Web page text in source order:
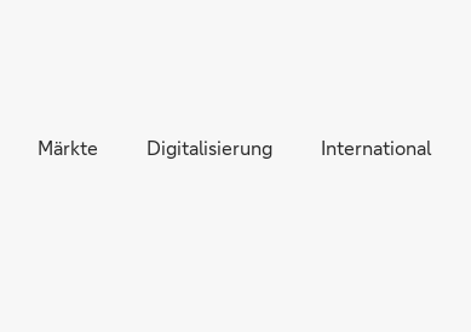
zum Hauptinhalt (Enter drücken)
Märkte Digitalisierung International